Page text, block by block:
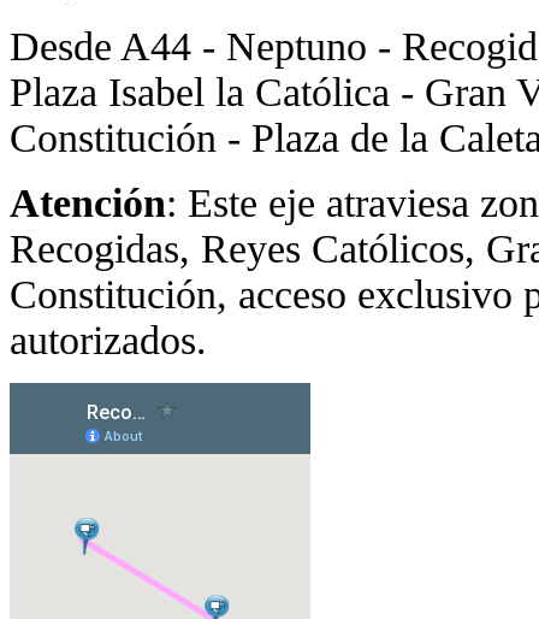
Desde A44 - Neptuno -
Plaza Isabel la Católica - Gran
Constitución - Plaza de la
Atención: Este eje atraviesa
Recogidas, Reyes Católicos,
Constitución, acceso exclusivo
autorizados.